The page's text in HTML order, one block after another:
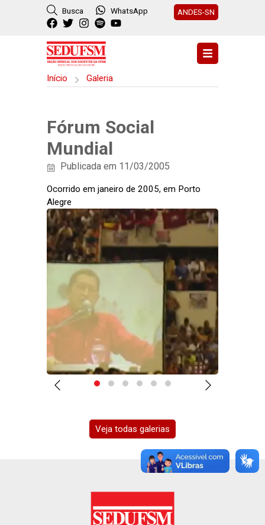
Busca WhatsApp ANDES-SN
Início Galeria
Fórum Social
Mundial
Publicada em 11/03/2005
Ocorrido em janeiro de 2005, em Porto
Alegre
Veja todas galerias